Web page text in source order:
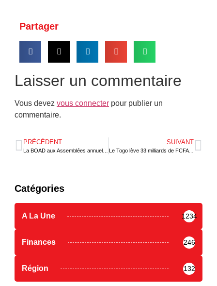
Partager
Laisser un commentaire
Vous devez vous connecter pour publier un
commentaire.
PRÉCÉDENT SUIVANT
Le Togo lève 33 milliards de FCFA d’Obligations de relance
Catégories
A La Une 1234
Finances 246
Région 132